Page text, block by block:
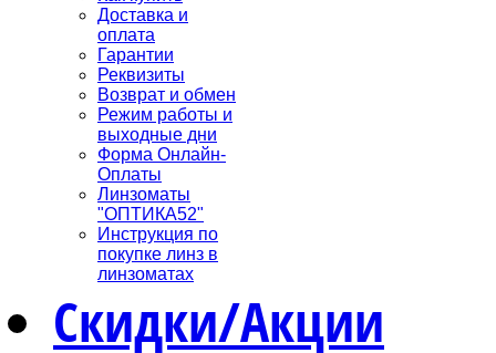
Доставка и
оплата
Гарантии
Реквизиты
Возврат и обмен
Режим работы и
выходные дни
Форма Онлайн-
Оплаты
Линзоматы
"ОПТИКА52"
Инструкция по
покупке линз в
линзоматах
Скидки/Акции